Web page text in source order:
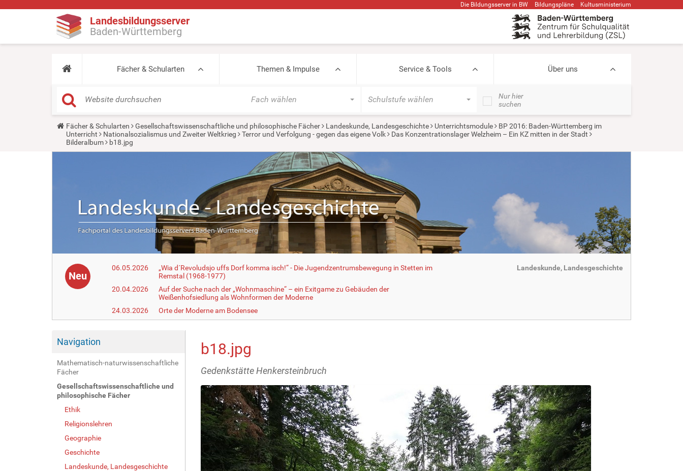
Die Bildungsserver in BW Bildungspläne Kultusministerium
Landesbildungsserver
Baden-Württemberg
Fächer & Schularten Themen & Impulse Service & Tools Über uns
Fach wählen Schulstufe wählen
Nur hier
suchen
Y
a
Fächer & Schularten Gesellschaftswissenschaftliche und philosophische Fächer Landeskunde, Landesgeschichte Unterrichtsmodule
BP 2016: Baden-Württemberg im
Unterricht
Nationalsozialismus und Zweiter Weltkrieg Terror und Verfolgung - gegen das eigene Volk
Das Konzentrationslager Welzheim – Ein KZ mitten in der Stadt
Bilderalbum
b18.jpg
Neu
06.05.2026
„Wia d´Revoludsjo uffs Dorf komma isch!“ - Die Jugendzentrumsbewegung in Stetten im
Remstal (1968-1977)
20.04.2026
Auf der Suche nach der „Wohnmaschine“ – ein Exitgame zu Gebäuden der
Weißenhofsiedlung als Wohnformen der Moderne
24.03.2026
Orte der Moderne am Bodensee
Landeskunde, Landesgeschichte
Navigation
Mathematisch-naturwissenschaftliche
Fächer
Gesellschaftswissenschaftliche und
philosophische Fächer
Ethik
Religionslehren
Geographie
Geschichte
Landeskunde, Landesgeschichte
b18.jpg
Gedenkstätte Henkersteinbruch